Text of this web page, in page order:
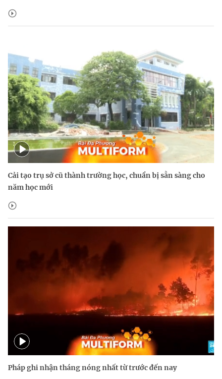
Cải tạo trụ sở cũ thành trường học, chuẩn bị sẵn sàng cho
năm học mới
Pháp ghi nhận tháng nóng nhất từ trước đến nay